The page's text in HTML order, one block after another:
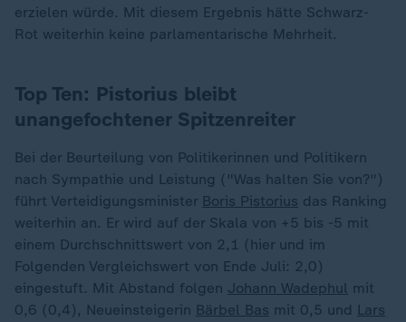
erzielen würde. Mit diesem Ergebnis hätte Schwarz-
Rot weiterhin keine parlamentarische Mehrheit.
Top Ten: Pistorius bleibt
unangefochtener Spitzenreiter
Bei der Beurteilung von Politikerinnen und Politikern
nach Sympathie und Leistung ("Was halten Sie von?")
führt Verteidigungsminister Boris Pistorius das Ranking
weiterhin an. Er wird auf der Skala von +5 bis -5 mit
einem Durchschnittswert von 2,1 (hier und im
Folgenden Vergleichswert von Ende Juli: 2,0)
eingestuft. Mit Abstand folgen Johann Wadephul mit
0,6 (0,4), Neueinsteigerin Bärbel Bas mit 0,5 und Lars